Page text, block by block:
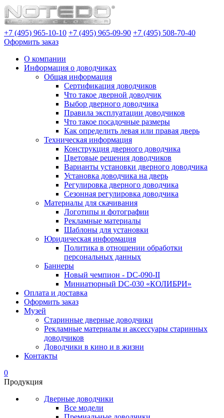
+7 (495) 965-10-10 +7 (495) 965-09-90 +7 (495) 508-70-40
Оформить заказ
О компании
Информация о доводчиках
Общая информация
Сертификация доводчиков
Что такое дверной доводчик
Выбор дверного доводчика
Правила эксплуатации доводчиков
Что такое посадочные размеры
Как определить левая или правая дверь
Техническая информация
Конструкция дверного доводчика
Цветовые решения доводчиков
Варианты установки дверного доводчика
Установка доводчика на дверь
Регулировка дверного доводчика
Сезонная регулировка доводчика
Материалы для скачивания
Логотипы и фотографии
Рекламные материалы
Шаблоны для установки
Юридическая информация
Политика в отношении обработки
персональных данных
Баннеры
Новый чемпион - DC-090-II
Миниатюрный DC-030 «КОЛИБРИ»
Оплата и доставка
Оформить заказ
Музей
Старинные дверные доводчики
Рекламные материалы и аксессуары старинных
доводчиков
Доводчики в кино и в жизни
Контакты
0
Продукция
Дверные доводчики
Все модели